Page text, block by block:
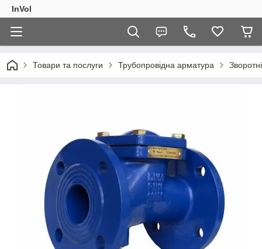
InVol
Товари та послуги Трубопровідна арматура